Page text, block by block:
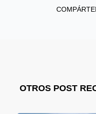
OTROS POST